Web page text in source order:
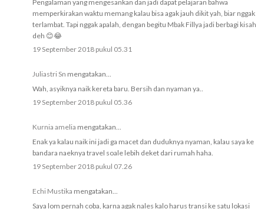
Pengalaman yang mengesankan dan jadi dapat pelajaran bahwa
memperkirakan waktu memang kalau bisa agak jauh dikit yah, biar nggak
terlambat. Tapi nggak apalah, dengan begitu Mbak Fillya jadi berbagi kisah
deh 😊😂
19 September 2018 pukul 05.31
Juliastri Sn mengatakan...
Wah, asyiknya naik kereta baru. Bersih dan nyaman ya..
19 September 2018 pukul 05.36
Kurnia amelia mengatakan...
Enak ya kalau naik ini jadi ga macet dan duduknya nyaman, kalau saya ke
bandara naeknya travel soale lebih deket dari rumah haha.
19 September 2018 pukul 07.26
Echi Mustika mengatakan...
Saya lom pernah coba, karna agak nales kalo harus transi ke satu lokasi